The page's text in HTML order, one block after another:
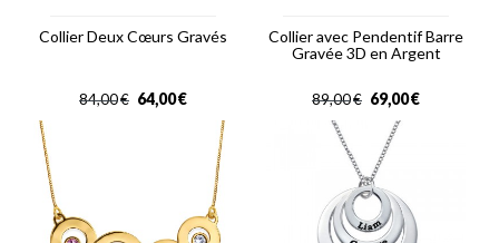
Collier Deux Cœurs Gravés
€
84,00 €
64,00
Collier avec Pendentif Barre
Gravée 3D en Argent
€
89,00 €
69,00